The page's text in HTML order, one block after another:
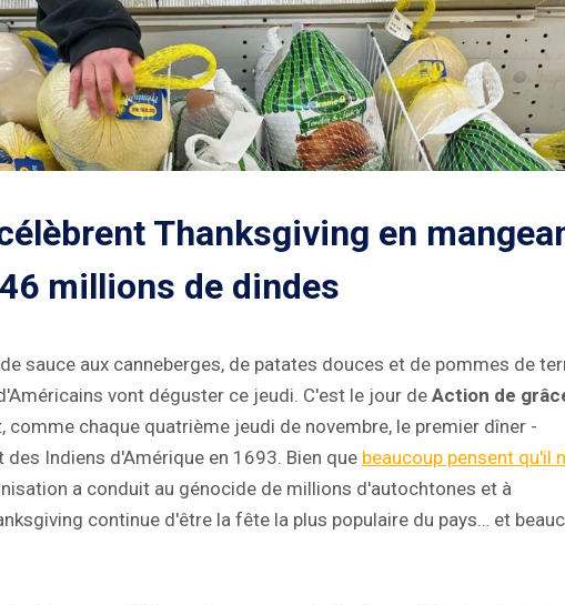
Thanksgiving en
46 millions de dindes
sauce aux canneberges, de patates douces et de pommes de
vont déguster ce jeudi. C'est le jour de Action de
chaque quatrième jeudi de novembre, le premier dîner -
Indiens d'Amérique en 1693. Bien que beaucoup pensent qu'il
a conduit au génocide de millions d'autochtones et à
continue d'être la fête la plus populaire du pays… et